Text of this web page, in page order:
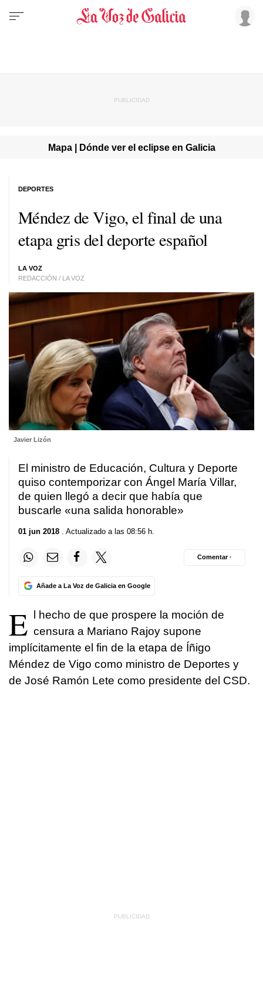
Mapa | Dónde ver el eclipse en Galicia
Méndez de Vigo, el final de una
etapa gris del deporte español
LA VOZ
REDACCIÓN / LA VOZ
DEPORTES
Javier Lizón
El ministro de Educación, Cultura y Deporte
quiso contemporizar con Ángel María Villar,
de quien llegó a decir que había que
buscarle «una salida honorable»
01 jun 2018 . Actualizado a las 08:56 h.
Añade a La Voz de Galicia en Google
Comentar ·
E l hecho de que prospere la moción de
censura a Mariano Rajoy supone
implícitamente el fin de la etapa de Íñigo
Méndez de Vigo como ministro de Deportes y
de José Ramón Lete como presidente del CSD.